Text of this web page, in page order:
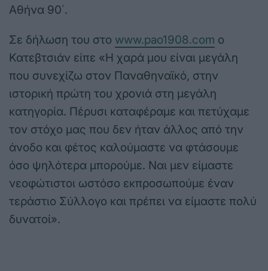
Αθήνα 90΄.
Σε δήλωση του στο www.pao1908.com ο
Κατεβτσιάν είπε «Η χαρά μου είναι μεγάλη
που συνεχίζω στον Παναθηναϊκό, στην
ιστορική πρώτη του χρονιά στη μεγάλη
κατηγορία. Πέρυσι καταφέραμε και πετύχαμε
τον στόχο μας που δεν ήταν άλλος από την
άνοδο και φέτος καλούμαστε να φτάσουμε
όσο ψηλότερα μπορούμε. Ναι μεν είμαστε
νεοφώτιστοι ωστόσο εκπροσωπούμε έναν
τεράστιο Σύλλογο και πρέπει να είμαστε πολύ
δυνατοί».